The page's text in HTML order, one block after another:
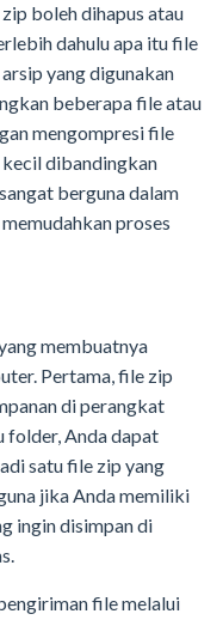
boleh dihapus atau
dahulu apa itu file
yang digunakan
beberapa file atau
mengompresi file
dibandingkan
berguna dalam
proses
membuatnya
Pertama, file zip
di perangkat
folder, Anda dapat
satu file zip yang
jika Anda memiliki
ingin disimpan di
file melalui